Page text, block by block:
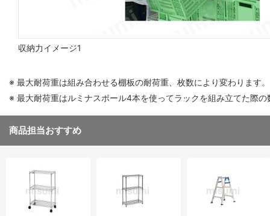
収納力イメージ1
※ 最大耐荷重は組み合わせる棚板の耐荷重、枚数により変わります。
※ 最大耐荷重はルミナスポール4本を使ってラックを組み立てた際の
商品担当おすすめ